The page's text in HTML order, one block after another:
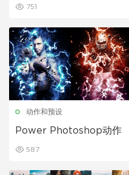
751
动作和预设
Power Photoshop动作
587